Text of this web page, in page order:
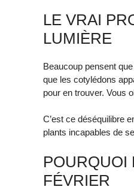
LE VRAI
LUMIÈRE
Beaucoup pensent
que les cotylédons
pour en trouver. Vous
C’est ce déséquilibre
plants incapables de
POURQUOI
FÉVRIER